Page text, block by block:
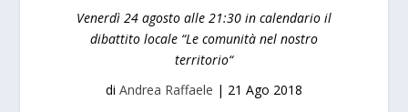
Venerdì 24 agosto alle 21:30 in calendario il
dibattito locale “Le comunità nel nostro
territorio“
di Andrea Raffaele | 21 Ago 2018